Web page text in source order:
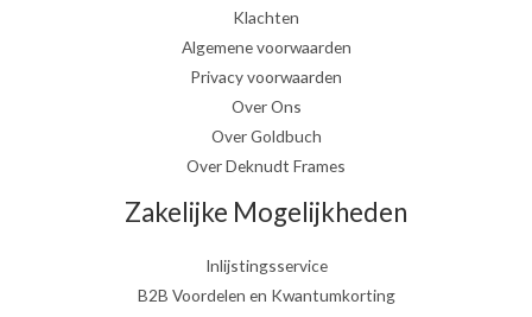
Klachten
Algemene voorwaarden
Privacy voorwaarden
Over Ons
Over Goldbuch
Over Deknudt Frames
Zakelijke Mogelijkheden
Inlijstingsservice
B2B Voordelen en Kwantumkorting